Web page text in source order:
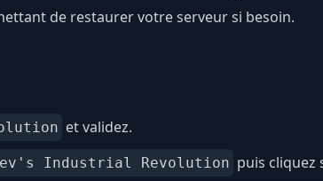
de restaurer votre serveur si besoin.
et validez.
Industrial Revolution puis cliquez